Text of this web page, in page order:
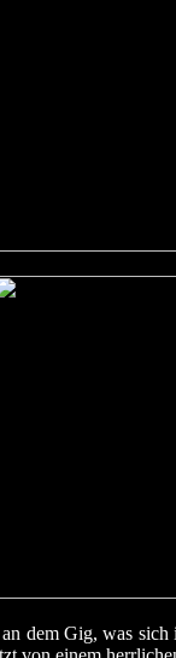
dem Gig, was